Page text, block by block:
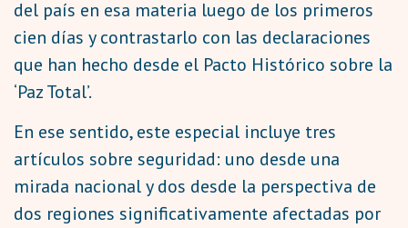
del país en esa materia luego de los primeros
cien días y contrastarlo con las declaraciones
que han hecho desde el Pacto Histórico sobre la
‘Paz Total’.
En ese sentido, este especial incluye tres
artículos sobre seguridad: uno desde una
mirada nacional y dos desde la perspectiva de
dos regiones significativamente afectadas por